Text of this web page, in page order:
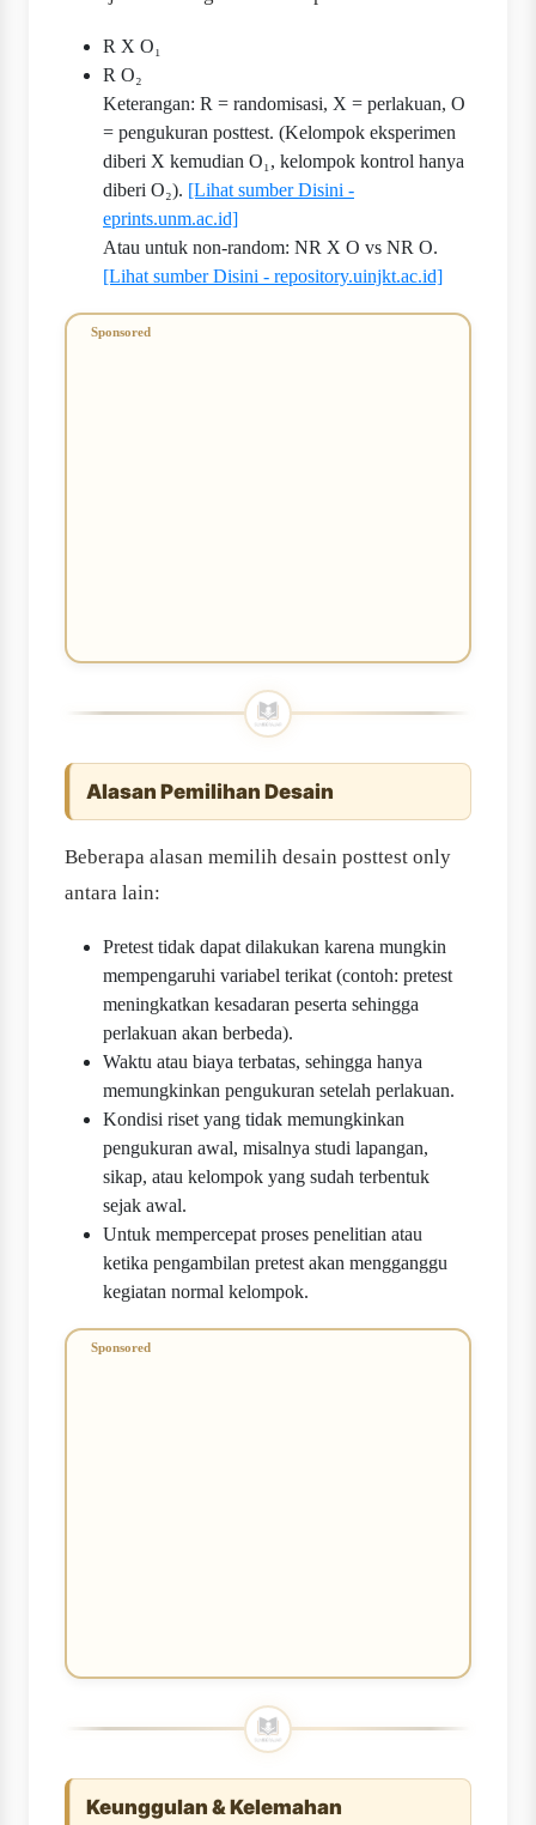
R X O₁
R O₂
Keterangan: R = randomisasi, X = perlakuan, O
= pengukuran posttest. (Kelompok eksperimen
diberi X kemudian O₁, kelompok kontrol hanya
diberi O₂). [Lihat sumber Disini -
eprints.unm.ac.id]
Atau untuk non-random: NR X O vs NR O.
[Lihat sumber Disini - repository.uinjkt.ac.id]
Alasan Pemilihan Desain
Beberapa alasan memilih desain posttest only
antara lain:
Pretest tidak dapat dilakukan karena mungkin
mempengaruhi variabel terikat (contoh: pretest
meningkatkan kesadaran peserta sehingga
perlakuan akan berbeda).
Waktu atau biaya terbatas, sehingga hanya
memungkinkan pengukuran setelah perlakuan.
Kondisi riset yang tidak memungkinkan
pengukuran awal, misalnya studi lapangan,
sikap, atau kelompok yang sudah terbentuk
sejak awal.
Untuk mempercepat proses penelitian atau
ketika pengambilan pretest akan mengganggu
kegiatan normal kelompok.
Keunggulan & Kelemahan